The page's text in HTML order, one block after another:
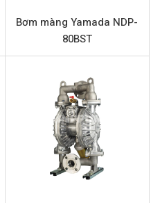
khả năng kháng hóa
dài tuổi thọ bơm.
năng chạy khô mà không
lượng và áp lực hoạt động
khí cấp.
Bơm màng Yamada NDP-
80BST